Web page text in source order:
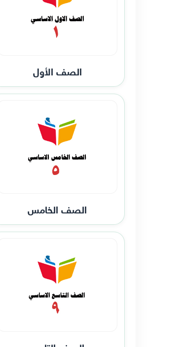
الصف الأول
الصف الخامس